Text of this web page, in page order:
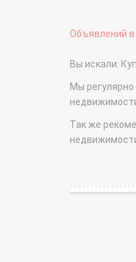
Объявлений в
Вы искали:
Мы
Так же